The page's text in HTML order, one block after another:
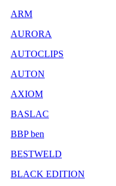
ARM
AURORA
AUTOCLIPS
AUTON
AXIOM
BASLAC
BBP ben
BESTWELD
BLACK EDITION